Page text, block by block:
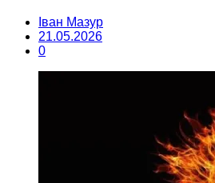
Іван Мазур
21.05.2026
0